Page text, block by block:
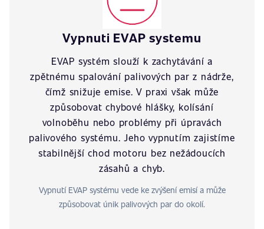
Vypnuti EVAP systemu
EVAP systém slouží k zachytávání a
zpětnému spalování palivových par z nádrže,
čímž snižuje emise. V praxi však může
způsobovat chybové hlášky, kolísání
volnoběhu nebo problémy při úpravách
palivového systému. Jeho vypnutím zajistíme
stabilnější chod motoru bez nežádoucích
zásahů a chyb.
Vypnutí EVAP systému vede ke zvýšení emisí a může
způsobovat únik palivových par do okolí.